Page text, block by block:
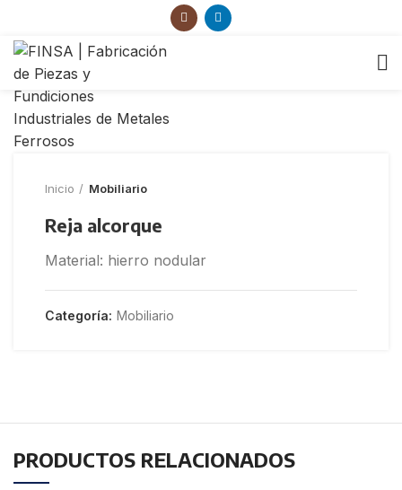
Inicio Mobiliario
Reja alcorque
Material: hierro nodular
Categoría: Mobiliario
PRODUCTOS RELACIONADOS